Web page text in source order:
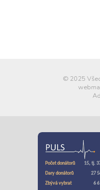
© 2025